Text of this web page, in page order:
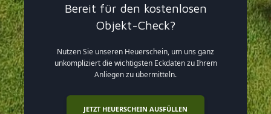
Bereit für den kostenlosen
Objekt-Check?
Nutzen Sie unseren Heuerschein, um uns ganz
unkompliziert die wichtigsten Eckdaten zu Ihrem
Anliegen zu übermitteln.
JETZT HEUERSCHEIN AUSFÜLLEN